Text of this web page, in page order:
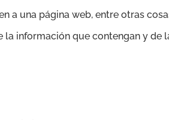
a una página web, entre otras
la información que contengan y